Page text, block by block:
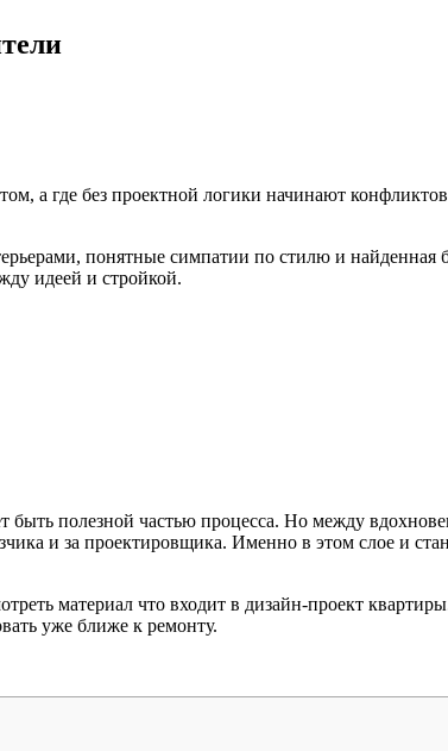
а где без проектной логики начинают
понятные симпатии по стилю и найденная
идеей и стройкой.
полезной частью процесса. Но между
и за проектировщика. Именно в этом слое и
материал что входит в дизайн-проект
уже ближе к ремонту.